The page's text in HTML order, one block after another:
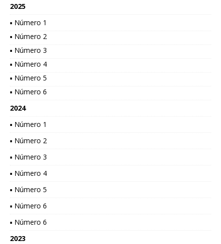
2025
▪ Número 1
▪ Número 2
▪ Número 3
▪ Número 4
▪ Número 5
▪ Número 6
2024
▪ Número 1
▪ Número 2
▪ Número 3
▪ Número 4
▪ Número 5
▪ Número 6
▪ Número 6
2023